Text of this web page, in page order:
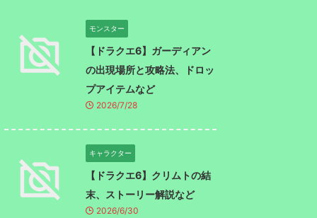
モンスター
【ドラクエ6】ガーディアン
の出現場所と攻略法、ドロッ
プアイテムなど
2026/7/28
キャラクター
【ドラクエ6】クリムトの結
末、ストーリー解説など
2026/6/30